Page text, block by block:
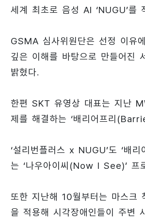
세계 최초로 음성 AI ‘NUGU’를
GSMA 심사위원단은 선정 이유
깊은 이해를 바탕으로 만들어진
밝혔다.
한편 SKT 유영상 대표는 지난
제를 해결하는 ‘배리어프리
‘설리번플러스 x NUGU’도 ‘배
는 ‘나우아이씨(Now I See)’ 프
또한 지난해 10월부터는 마스크
을 적용해 시각장애인들이 주변